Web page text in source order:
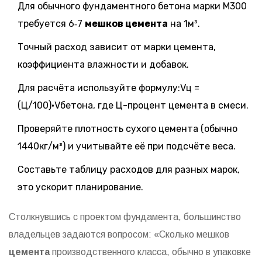
Для обычного фундаментного бетона марки М300
требуется 6‑7 мешков цемента на 1м³.
Точный расход зависит от марки цемента,
коэффициента влажности и добавок.
Для расчёта используйте формулу:Vц =
(Ц/100)·Vбетона, где Ц-процент цемента в смеси.
Проверяйте плотность сухого цемента (обычно
1440кг/м³) и учитывайте её при подсчёте веса.
Составьте таблицу расходов для разных марок,
это ускорит планирование.
Столкнувшись с проектом фундамента, большинство
владельцев задаются вопросом: «Сколько мешков
цемента производственного класса, обычно в упаковке